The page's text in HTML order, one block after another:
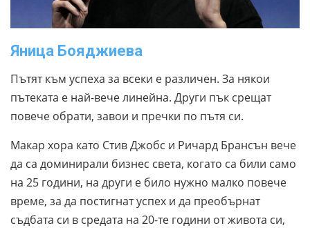
Яница Бояджиева
Пътят към успеха за всеки е различен. За някои
пътеката е най-вече линейна. Други пък срещат
повече обрати, завои и пречки по пътя си.
Макар хора като Стив Джобс и Ричард Брансън вече
да са доминирали бизнес света, когато са били само
на 25 години, на други е било нужно малко повече
време, за да постигнат успех и да преобърнат
съдбата си в средата на 20-те години от живота си,